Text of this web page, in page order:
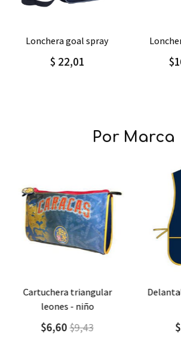
Agregar Detalle
lonchera goal spray
$ 22,01
Por Marca
Agregar Detalle
cartuchera triangular
leones - niño
$6,60$9,43
delantal mediano leones -